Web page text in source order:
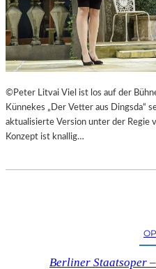
©Peter Litvai Viel ist los auf der
Künnekes „Der Vetter aus Dingsda“
aktualisierte Version unter der Regie
Konzept ist knallig…
Berliner Staatsoper